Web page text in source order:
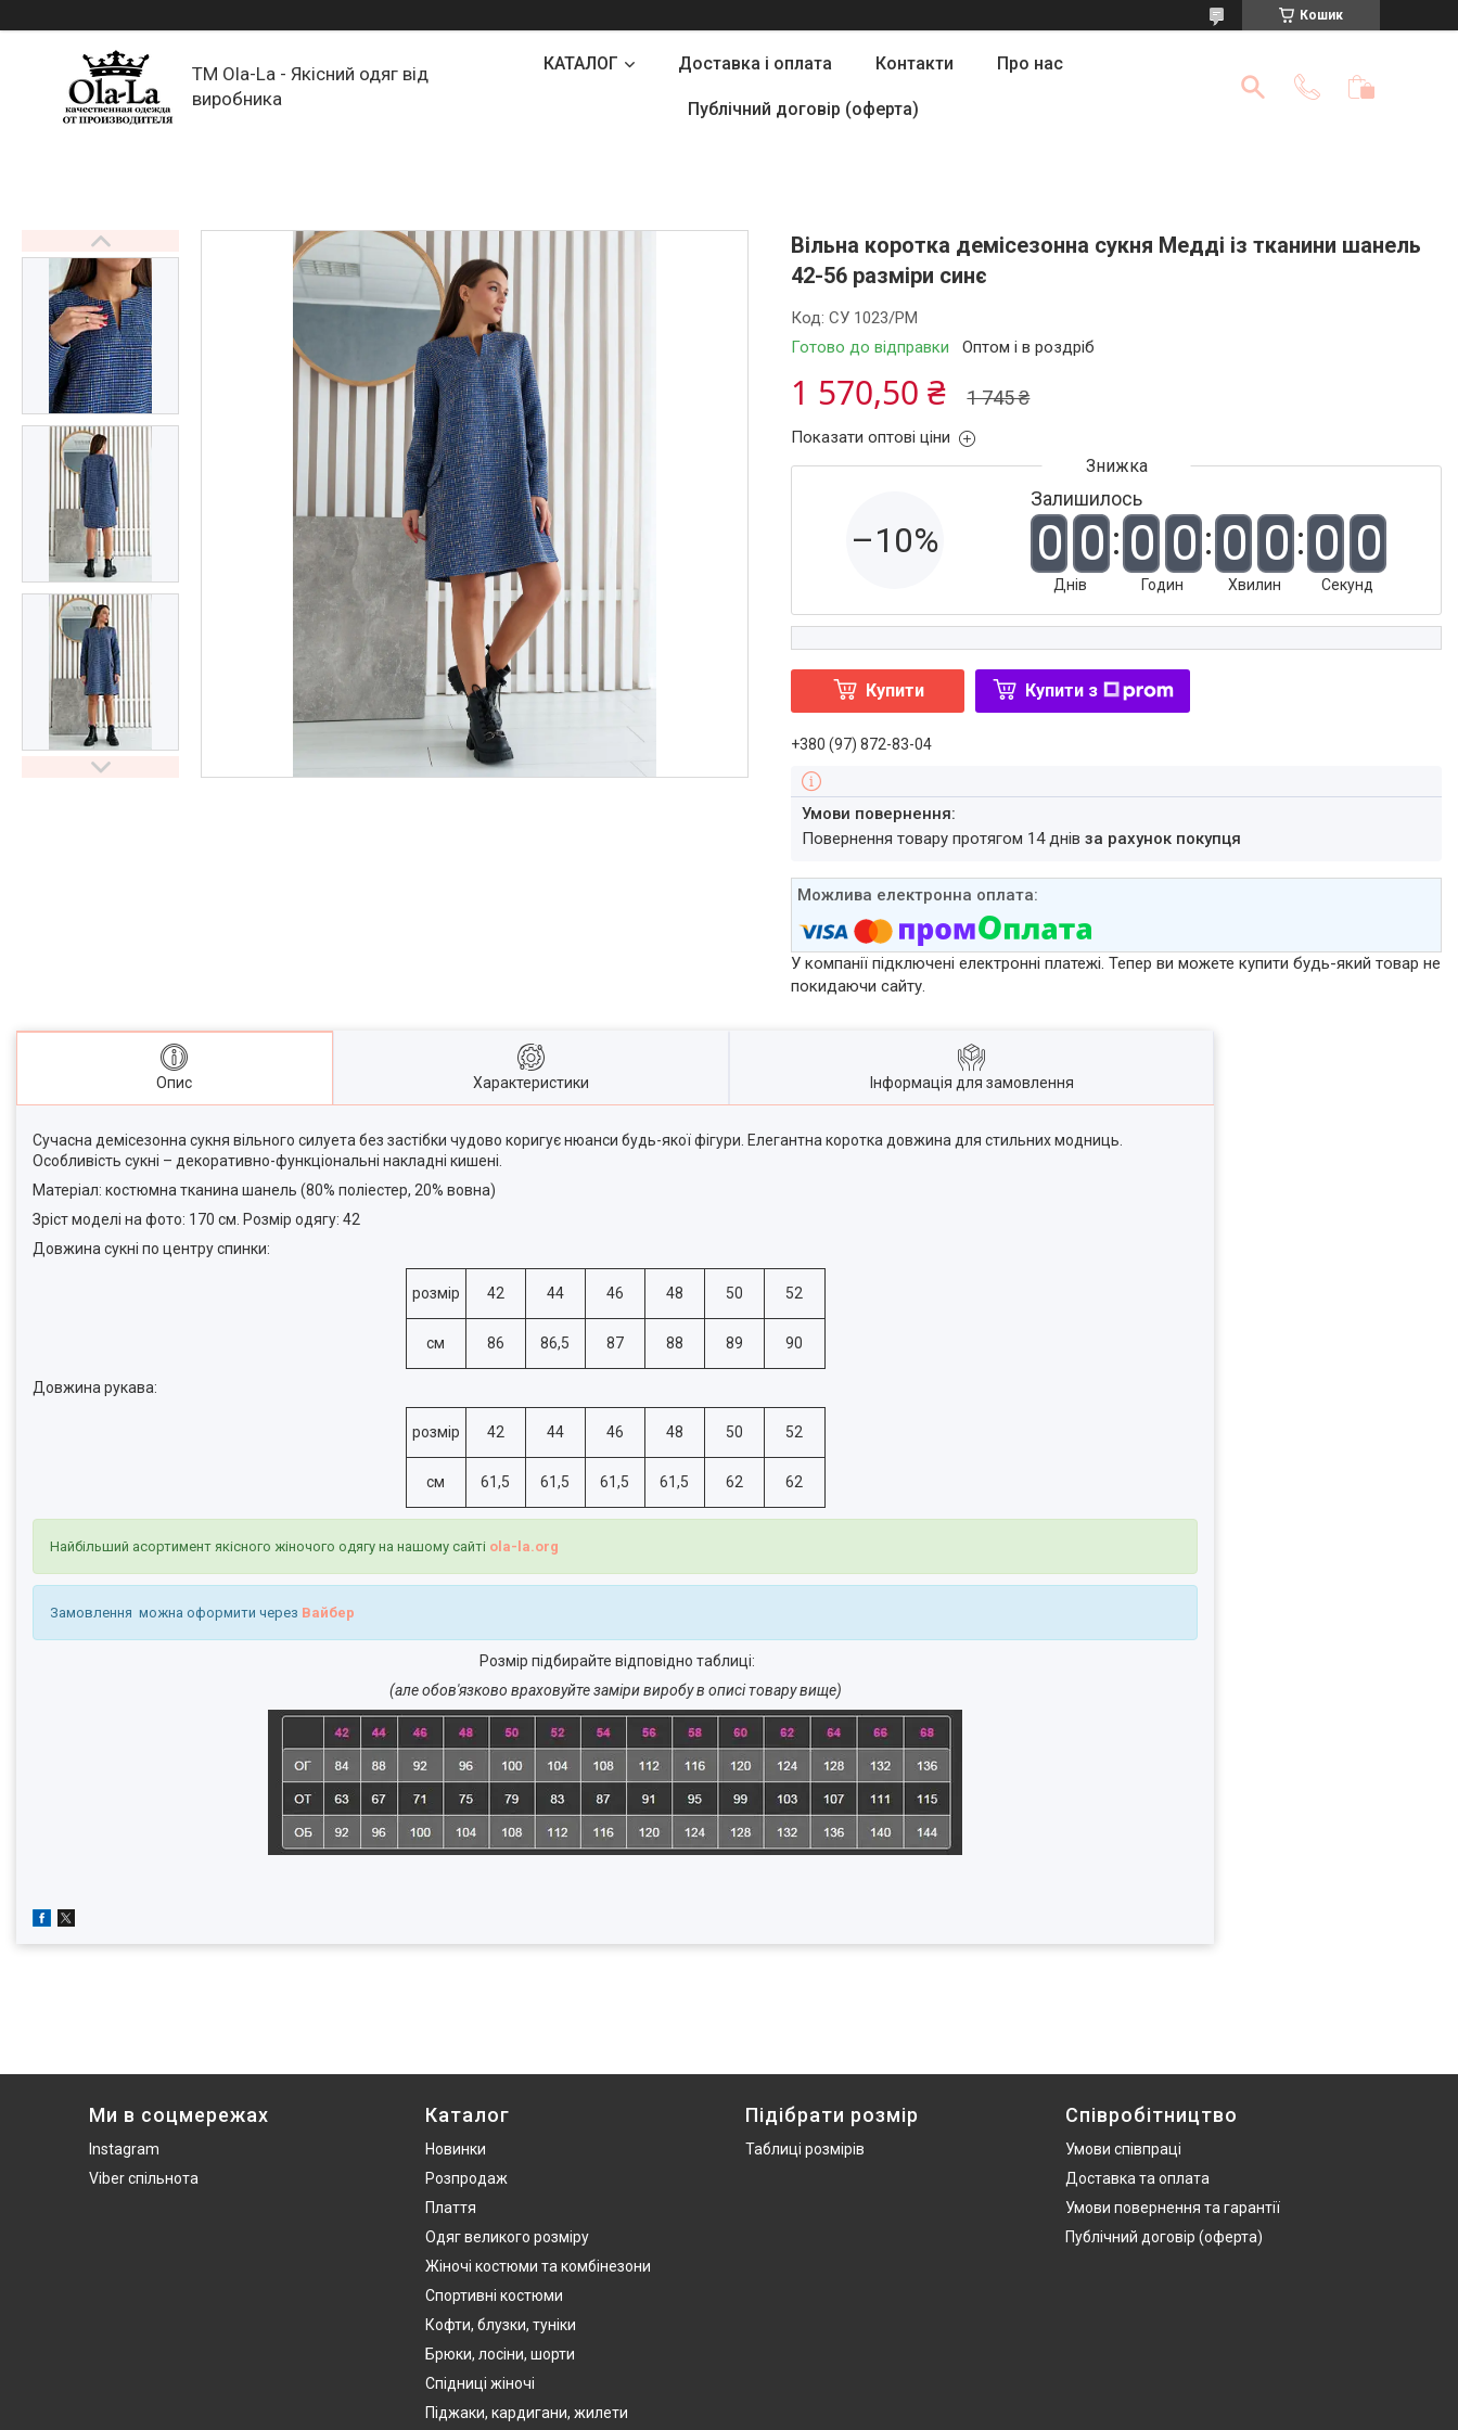
Кошик
TM Ola-La - Якісний одяг від
виробника
КАТАЛОГ Доставка і оплата Контакти Про нас
Публічний договір (оферта)
Вільна коротка демісезонна сукня Медді із тканини шанель
42-56 разміри синє
Готово до відправки Оптом і в роздріб
Код:СУ 1023/РМ
1 745 ₴
1 570,50 ₴
Показати оптові ціни
–10%
Залишилось
0 0
Днів
0 0
Годин
0 0
Хвилин
0 0
Секунд
Купити Купити з
+380 (97) 872-83-04
повернення товару протягом 14 днівза рахунок покупця
У компанії підключені електронні платежі. Тепер ви можете купити будь-який товар не
покидаючи сайту.
Опис Характеристики Інформація для замовлення
Сучасна демісезонна сукня вільного силуета без застібки чудово коригує нюанси будь-якої фігури. Елегантна коротка довжина для стильних модниць.
Особливість сукні – декоративно-функціональні накладні кишені.
Матеріал: костюмна тканина шанель (80% поліестер, 20% вовна)
Зріст моделі на фото: 170 см. Розмір одягу: 42
Довжина сукні по центру спинки:
розмір 42 44 46 48 50 52
см 86 86,5 87 88 89 90
Довжина рукава:
розмір 42 44 46 48 50 52
см 61,5 61,5 61,5 61,5 62 62
Найбільший асортимент якісного жіночого одягу на нашому сайті ola-la.org
Замовлення можна оформити через Вайбер
Розмір підбирайте відповідно таблиці:
(але обов'язково враховуйте заміри виробу в описі товару вище)
Ми в соцмережах
Instagram
Viber спільнота
Каталог
Новинки
Розпродаж
Плаття
Одяг великого розміру
Жіночі костюми та комбінезони
Спортивні костюми
Кофти, блузки, туніки
Брюки, лосіни, шорти
Спідниці жіночі
Піджаки, кардигани, жилети
Підібрати розмір
Таблиці розмірів
Співробітництво
Умови співпраці
Доставка та оплата
Умови повернення та гарантії
Публічний договір (оферта)